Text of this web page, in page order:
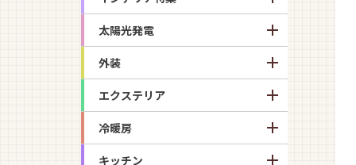
太陽光発電
外装
エクステリア
冷暖房
キッチン